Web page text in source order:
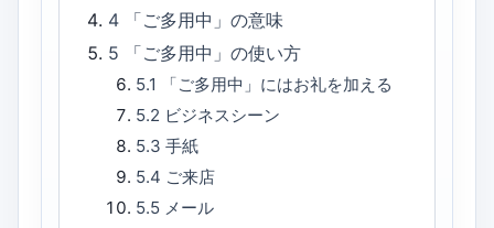
4
「ご多用中」の意味
5
「ご多用中」の使い方
5.1
「ご多用中」にはお礼を加える
5.2 ビジネスシーン
5.3 手紙
5.4 ご来店
5.5 メール